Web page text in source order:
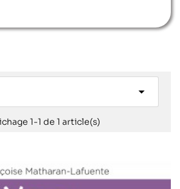

1-1 de 1 article(s)